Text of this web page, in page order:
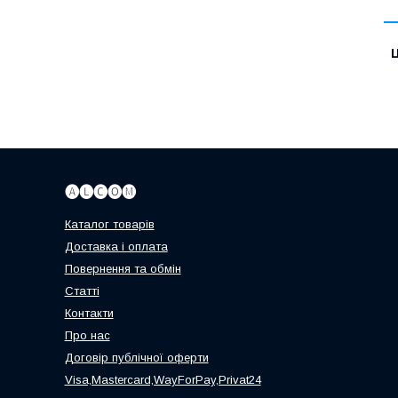
🅐🅛🅒🅞🅜
Каталог товарів
Доставка і оплата
Повернення та обмін
Статті
Контакти
Про нас
Договір публічної оферти
Visa,Mastercard,WayForPay,Privat24